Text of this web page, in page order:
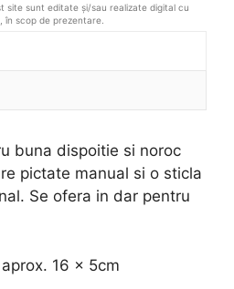
site sunt editate și/sau realizate digital cu
în scop de prezentare.
buna dispoitie si noroc
pictate manual si o sticla
Se ofera in dar pentru
16 x 5cm